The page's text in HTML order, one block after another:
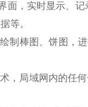
，实时显示、记
等。
棒图、饼图，
局域网内的任何